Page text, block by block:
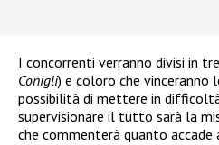
I concorrenti verranno divisi in
Conigli) e coloro che vinceranno
possibilità di mettere in
supervisionare il tutto sarà la
che commenterà quanto